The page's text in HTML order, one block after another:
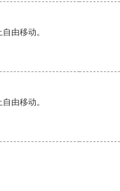
由移动。
由移动。